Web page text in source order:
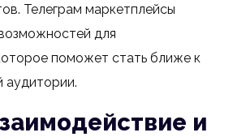
Телеграм маркетплейсы
для
поможет стать ближе к
аудитории.
и